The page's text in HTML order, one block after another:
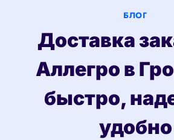
БЛОГ
Доставка
Аллегро в
быстро,
удобно